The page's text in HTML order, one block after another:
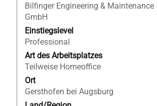
Bilfinger Engineering & Maintenance
GmbH
Einstiegslevel
Professional
Art des Arbeitsplatzes
Teilweise Homeoffice
Ort
Gersthofen bei Augsburg
um
die
Stelleninformationen
vollständig
anzuzeigen.